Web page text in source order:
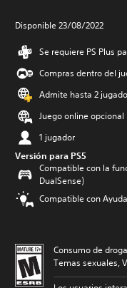
Disponible 23/08/2022
Se requiere PS Plus
Compras dentro del
Admite hasta 2
Juego online opcional
1 jugador
Versión para PS5
Compatible con la
DualSense)
Compatible con
Consumo de
Temas sexuales,